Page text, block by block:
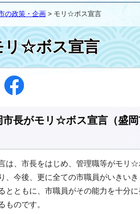
の政策・企画> モリ☆ボス宣言
リ☆ボス宣言
市長がモリ☆ボス宣言（盛
は、市長をはじめ、管理職等がモリ
、今後、更に全ての市職員がいきい
とともに、市職員がその能力を十分
ものです。